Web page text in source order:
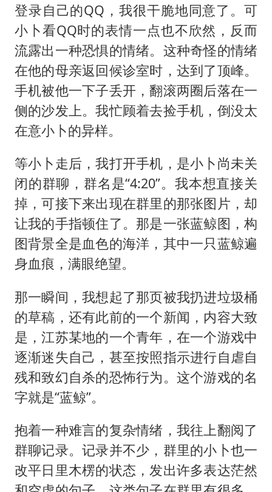
登录自己的QQ，我很干脆地同意了。可
小卜看QQ时的表情一点也不欣然，反而
流露出一种恐惧的情绪。这种奇怪的情绪
在他的母亲返回候诊室时，达到了顶峰。
手机被他一下子丢开，翻滚两圈后落在一
侧的沙发上。我忙顾着去捡手机，倒没太
在意小卜的异样。
等小卜走后，我打开手机，是小卜尚未关
闭的群聊，群名是“4:20”。我本想直接关
掉，可接下来出现在群里的那张图片，却
让我的手指顿住了。那是一张蓝鲸图，构
图背景全是血色的海洋，其中一只蓝鲸遍
身血痕，满眼绝望。
那一瞬间，我想起了那页被我扔进垃圾桶
的草稿，还有此前的一个新闻，内容大致
是，江苏某地的一个青年，在一个游戏中
逐渐迷失自己，甚至按照指示进行自虐自
残和致幻自杀的恐怖行为。这个游戏的名
字就是“蓝鲸”。
抱着一种难言的复杂情绪，我往上翻阅了
群聊记录。记录并不少，群里的小卜也一
改平日里木楞的状态，发出许多表达茫然